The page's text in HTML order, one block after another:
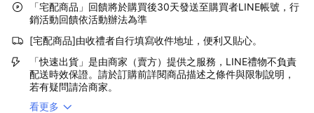
「宅配商品」回饋將於購買後30天發送至購買者LINE帳號，行
銷活動回饋依活動辦法為準
[宅配商品]由收禮者自行填寫收件地址，便利又貼心。
「快速出貨」是由商家（賣方）提供之服務，LINE禮物不負責
配送時效保證。請於訂購前詳閱商品描述之條件與限制說明，
若有疑問請洽商家。
看更多